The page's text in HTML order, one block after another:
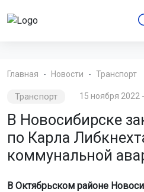
Главная Новости Транспорт
Транспорт 15 ноября 2022
В Новосибирске
по Карла
коммунальной
В Октябрьском районе